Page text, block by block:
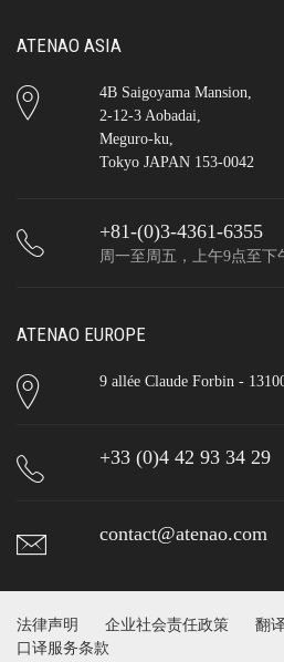
ATENAO ASIA
4B Saigoyama Mansion,
2-12-3 Aobadai,
Meguro-ku,
Tokyo JAPAN 153-0042
+81-(0)3-4361-6355
周一至周五，上午9点至下
ATENAO EUROPE
9 allée Claude Forbin -
+33 (0)4 42 93 34 29
contact@atenao.com
法律声明 企业社会责任政策
翻
口译服务条款